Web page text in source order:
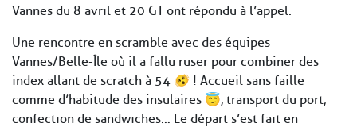
Vannes du 8 avril et 20 GT ont répondu à l’appel.
Une rencontre en scramble avec des équipes
Vannes/Belle-Île où il a fallu ruser pour combiner des
index allant de scratch à 54 🫨 ! Accueil sans faille
comme d’habitude des insulaires 😇, transport du port,
confection de sandwiches… Le départ s’est fait en